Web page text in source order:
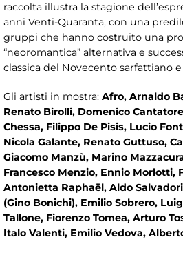
raccolta illustra la stagione
anni Venti-Quaranta, con una
gruppi che hanno costruito una
“neoromantica” alternativa e
classica del Novecento sarfattiano
Gli artisti in mostra: Afro, Arnaldo
Renato Birolli, Domenico
Chessa, Filippo De Pisis, Lucio
Nicola Galante, Renato Guttuso,
Giacomo Manzù, Marino
Francesco Menzio, Ennio Morlotti,
Antonietta Raphaël, Aldo
(Gino Bonichi), Emilio Sobrero,
Tallone, Fiorenzo Tomea, Arturo
Italo Valenti, Emilio Vedova,